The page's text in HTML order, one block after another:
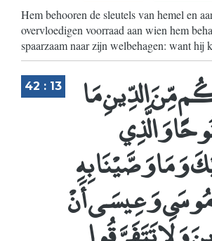
Hem behooren de sleutels van hemel en
overvloedigen voorraad aan wien hem
spaarzaam naar zijn welbehagen: want hij
42 : 13 الدِّينِ مَا
وَالَّذِي
وَمَا وَصَّيْنَا بِهِ
وَعِيسَى أَنْ